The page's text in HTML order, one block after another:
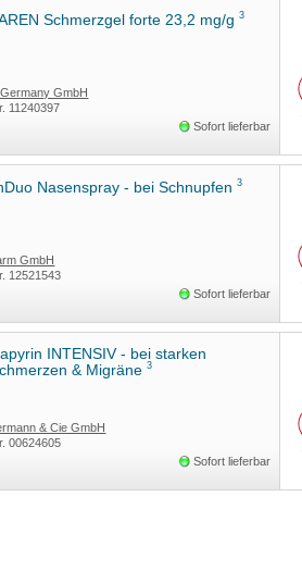
Schmerzgel forte 23,2 mg/g3
GmbH
11240397
Sofort lieferbar
Nasenspray - bei Schnupfen3
GmbH
12521543
Sofort lieferbar
INTENSIV - bei starken
& Migräne3
& Cie GmbH
00624605
Sofort lieferbar